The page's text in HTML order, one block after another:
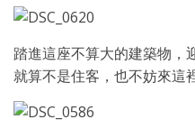
踏進這座不算大的建築物，
就算不是住客，也不妨來這